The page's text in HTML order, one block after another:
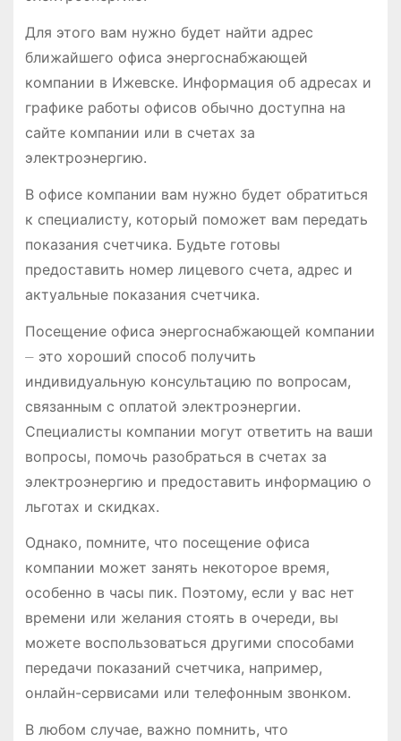
Для этого вам нужно будет найти адрес
ближайшего офиса энергоснабжающей
компании в Ижевске. Информация об адресах и
графике работы офисов обычно доступна на
сайте компании или в счетах за
электроэнергию.
В офисе компании вам нужно будет обратиться
к специалисту, который поможет вам передать
показания счетчика. Будьте готовы
предоставить номер лицевого счета, адрес и
актуальные показания счетчика.
Посещение офиса энергоснабжающей компании
⏤ это хороший способ получить
индивидуальную консультацию по вопросам,
связанным с оплатой электроэнергии.
Специалисты компании могут ответить на ваши
вопросы, помочь разобраться в счетах за
электроэнергию и предоставить информацию о
льготах и скидках.
Однако, помните, что посещение офиса
компании может занять некоторое время,
особенно в часы пик. Поэтому, если у вас нет
времени или желания стоять в очереди, вы
можете воспользоваться другими способами
передачи показаний счетчика, например,
онлайн-сервисами или телефонным звонком.
В любом случае, важно помнить, что